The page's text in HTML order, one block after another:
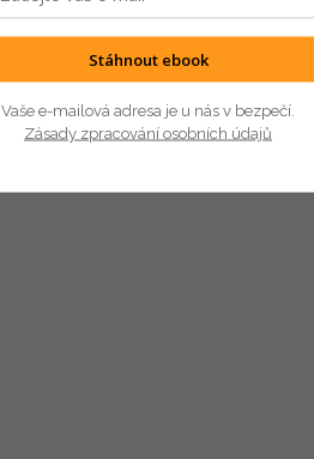
Stáhnout ebook
Vaše e-mailová adresa je u nás v bezpečí.
Zásady zpracování osobních údajů